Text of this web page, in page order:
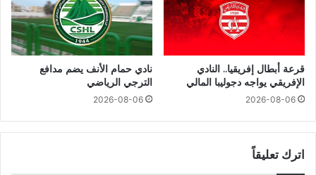
قرعة أبطال إفريقيا.. النادي
الإفريقي يواجه دجوليبا المالي
2026-08-06
نادي حمام الأنف يضم مدافع
الترجي الرياضي
2026-08-06
اترك تعليقاً